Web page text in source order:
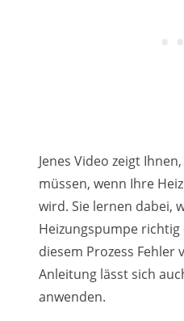
Jenes Video zeigt
müssen, wenn Ihre
wird. Sie lernen dabei,
Heizungspumpe
diesem Prozess Fehler
Anleitung lässt sich
anwenden.